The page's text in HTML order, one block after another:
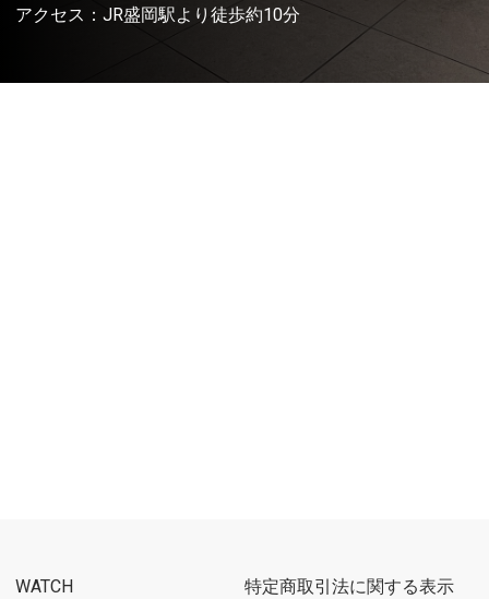
アクセス：JR盛岡駅より徒歩約10分
WATCH 特定商取引法に関する表示